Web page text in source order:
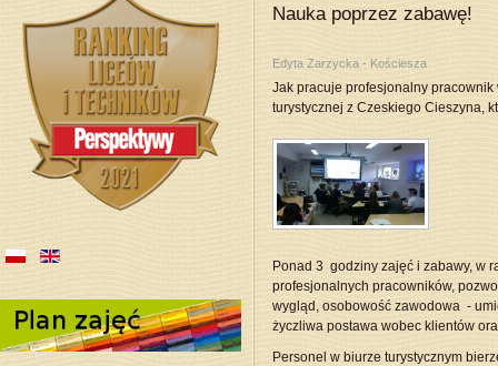
Nauka poprzez zabawę!
Edyta Zarzycka - Kościesza
Jak pracuje profesjonalny
turystycznej z Czeskiego Cieszyna,
Ponad 3 godziny zajęć i zabawy, w
profesjonalnych pracowników,
wygląd, osobowość zawodowa -
życzliwa postawa wobec klientów
Personel w biurze turystycznym